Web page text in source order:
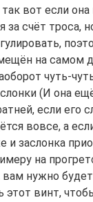
вот если
за счёт троса,
на самом
чуть-
(И она
если его
вовсе, а
и заслонка
на
нужно
этот винт,